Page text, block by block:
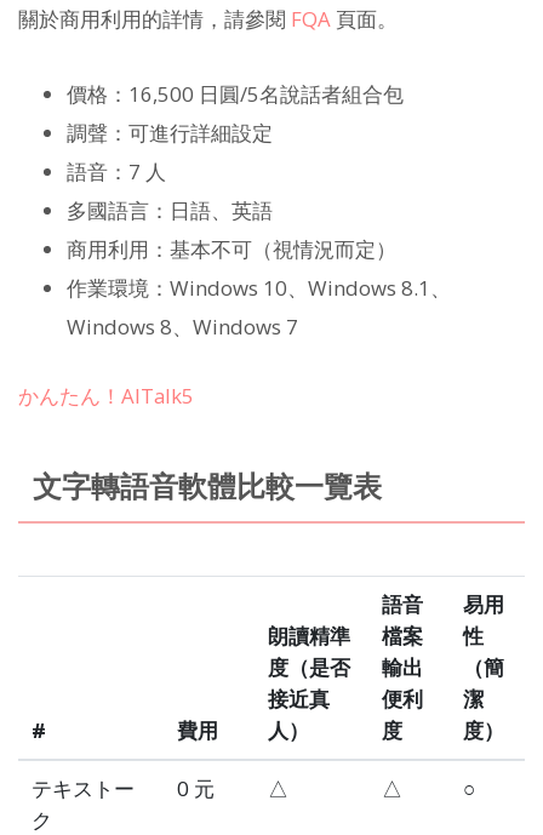
關於商用利用的詳情，請參閱 FQA 頁面。
價格：16,500 日圓/5名說話者組合包
調聲：可進行詳細設定
語音：7 人
多國語言：日語、英語
商用利用：基本不可（視情況而定）
作業環境：Windows 10、Windows 8.1、
Windows 8、Windows 7
かんたん！AITalk5
文字轉語音軟體比較一覽表
# 費用
朗讀精準
度（是否
接近真
人）
語音
檔案
輸出
便利
度
易用
性
（簡
潔
度）
テキストー
ク
0 元 △ △ ○